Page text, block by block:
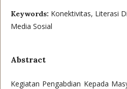
Keywords: Konektivitas, Literasi
Media Sosial
Abstract
Kegiatan Pengabdian Kepada